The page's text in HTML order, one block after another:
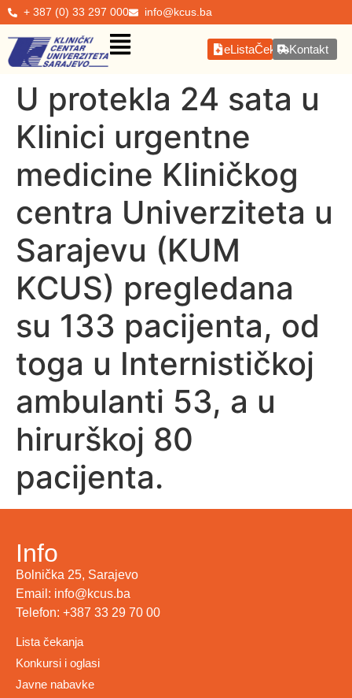
+ 387 (0) 33 297 000 info@kcus.ba
eListaČekanjaKontakt
U protekla 24 sata u
Klinici urgentne
medicine Kliničkog
centra Univerziteta u
Sarajevu (KUM
KCUS) pregledana
su 133 pacijenta, od
toga u Internističkoj
ambulanti 53, a u
hirurškoj 80
pacijenta.
Info
Bolnička 25, Sarajevo
Email: info@kcus.ba
Telefon: +387 33 29 70 00
Lista čekanja
Konkursi i oglasi
Javne nabavke